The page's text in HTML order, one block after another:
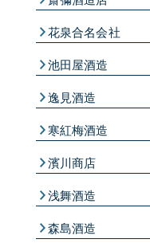
花泉合名会社
池田屋酒造
逸見酒造
寒紅梅酒造
濱川商店
浅舞酒造
森島酒造